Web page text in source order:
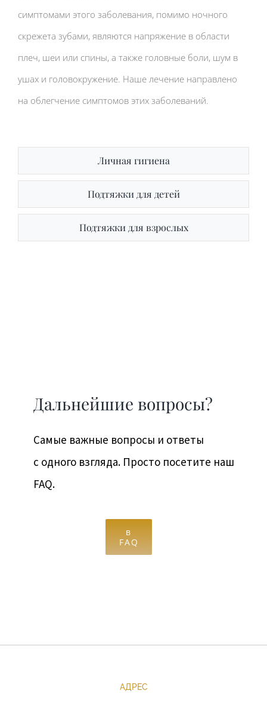
симптомами этого заболевания, помимо ночного
скрежета зубами, являются напряжение в области
плеч, шеи или спины, а также головные боли, шум в
ушах и головокружение. Наше лечение направлено
на облегчение симптомов этих заболеваний.
Личная гигиена
Подтяжки для детей
Подтяжки для взрослых
Дальнейшие вопросы?
Самые важные вопросы и ответы
с одного взгляда. Просто посетите наш
FAQ.
в
FAQ
АДРЕС